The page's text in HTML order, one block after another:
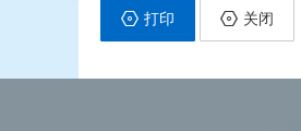
打印 关闭